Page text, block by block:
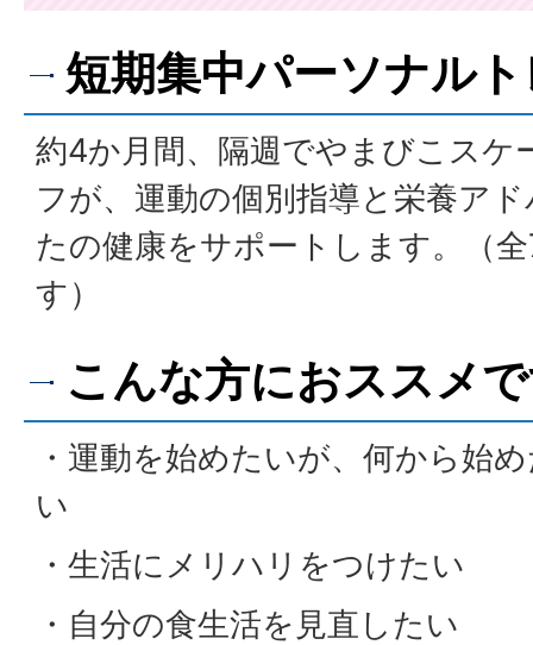
短期集中パーソナル
約4か月間、隔週でやまびこスケ
フが、運動の個別指導と栄養ア
たの健康をサポートします。（
す）
こんな方におススメ
・運動を始めたいが、何から始
い
・生活にメリハリをつけたい
・自分の食生活を見直したい